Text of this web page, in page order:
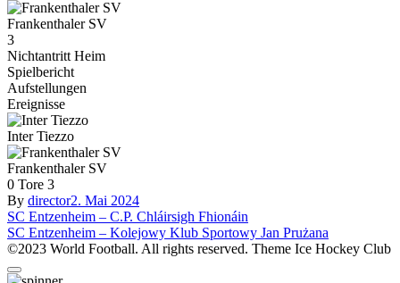
Frankenthaler SV
3
Nichtantritt Heim
Spielbericht
Aufstellungen
Ereignisse
Inter Tiezzo
Frankenthaler SV
0 Tore 3
By director2. Mai 2024
Beitragsnavigation
SC Entzenheim – C.P. Chláirsigh Fhionáin
SC Entzenheim – Kolejowy Klub Sportowy Jan Prużana
©2023 World Football. All rights reserved. Theme Ice Hockey Club